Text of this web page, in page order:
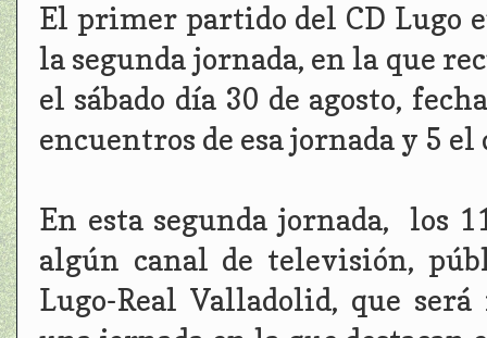
El primer partido del CD Lugo
la segunda jornada, en la que
el sábado día 30 de agosto,
encuentros de esa jornada y 5
En esta segunda jornada, los
algún canal de televisión,
Lugo-Real Valladolid, que